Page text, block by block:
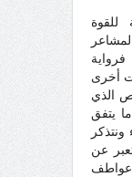
للقوة
فرواية
أخرى
الذي
يتفق
ونتذكر
عن
عواطف